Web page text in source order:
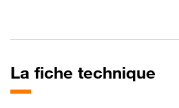
La fiche technique